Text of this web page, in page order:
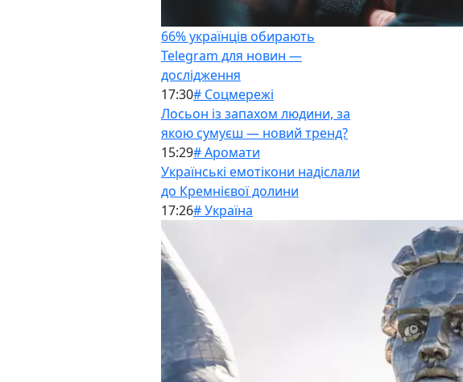
66% українців обирають
Telegram для новин —
дослідження
17:30# Соцмережі
Лосьон із запахом людини, за
якою сумуєш — новий тренд?
15:29# Аромати
Українські емотікони надіслали
до Кремнієвої долини
17:26# Україна